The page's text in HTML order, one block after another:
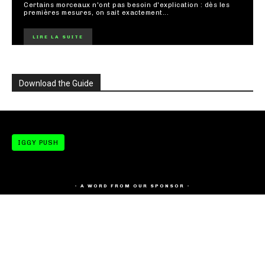
Certains morceaux n'ont pas besoin d'explication : dès les
premières mesures, on sait exactement...
LIRE LA SUITE
Download the Guide
IGGY PUSH
- A WORD FROM OUR SPONSOR -